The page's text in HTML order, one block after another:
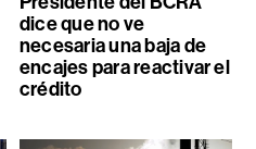
dice que no ve
necesaria una baja de
encajes para reactivar el
crédito